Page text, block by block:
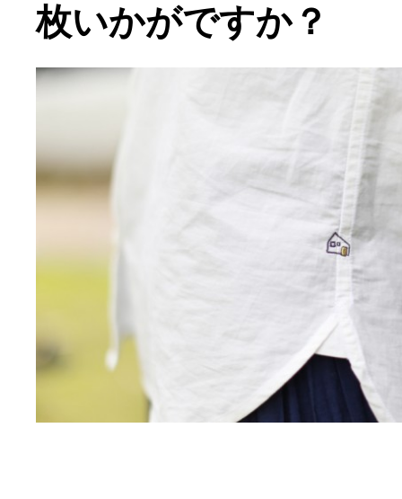
枚いかがですか？